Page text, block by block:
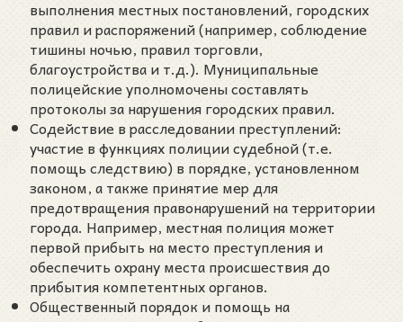
выполнения местных постановлений, городских
правил и распоряжений (например, соблюдение
тишины ночью, правил торговли,
благоустройства и т.д.). Муниципальные
полицейские уполномочены составлять
протоколы за нарушения городских правил.
Содействие в расследовании преступлений:
участие в функциях полиции судебной (т.е.
помощь следствию) в порядке, установленном
законом, а также принятие мер для
предотвращения правонарушений на территории
города. Например, местная полиция может
первой прибыть на место преступления и
обеспечить охрану места происшествия до
прибытия компетентных органов.
Общественный порядок и помощь на